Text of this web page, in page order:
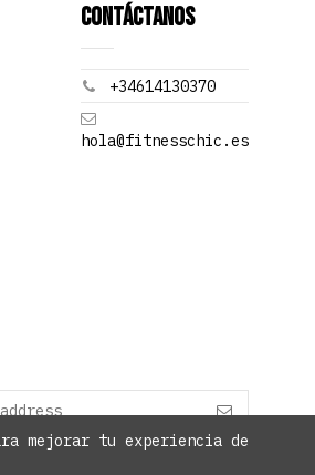
Contáctanos
+34614130370
hola@fitnesschic.es
mejorar tu experiencia de